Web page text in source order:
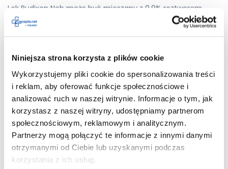
Niniejsza strona korzysta z plików cookie
Wykorzystujemy pliki cookie do spersonalizowania treści
i reklam, aby oferować funkcje społecznościowe i
analizować ruch w naszej witrynie. Informacje o tym, jak
korzystasz z naszej witryny, udostępniamy partnerom
społecznościowym, reklamowym i analitycznym.
Partnerzy mogą połączyć te informacje z innymi danymi
otrzymanymi od Ciebie lub uzyskanymi podczas
korzystania z ich usług.
Lek Budixon Neb może być mieszany z 0,9% roztworem
chlorku sodu oraz z roztworami terbutaliny, salbutamolu,
fenoterolu, acetylocysteiny, kromoglikanu sodowego lub
Nie wolno stosować większej niż zalecana dawki leku. Nie
wpływa to na poprawę skuteczności leczenia i może
powodować działania niepożądane. Wśród nich znajdują się
m.in.: zwiększenie stężenia hormonów kory nadnerczy we
krwi lub zahamowanie czynności nadnerczy.
Budixon Neb — stosowanie
leku w ciąży i okresie